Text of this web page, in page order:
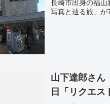
長崎市出身の福
写真と辿る旅」が
山下達郎さ
日「リクエス